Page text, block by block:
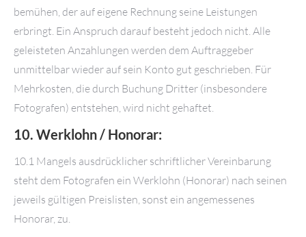
bemühen, der auf eigene Rechnung seine Leistungen
erbringt. Ein Anspruch darauf besteht jedoch nicht. Alle
geleisteten Anzahlungen werden dem Auftraggeber
unmittelbar wieder auf sein Konto gut geschrieben. Für
Mehrkosten, die durch Buchung Dritter (insbesondere
Fotografen) entstehen, wird nicht gehaftet.
10. Werklohn / Honorar:
10.1 Mangels ausdrücklicher schriftlicher Vereinbarung
steht dem Fotografen ein Werklohn (Honorar) nach seinen
jeweils gültigen Preislisten, sonst ein angemessenes
Honorar, zu.